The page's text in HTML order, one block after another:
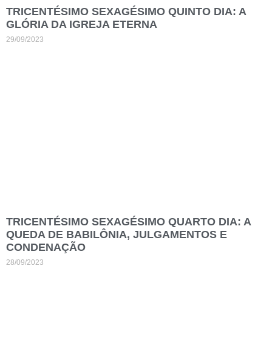
TRICENTÉSIMO SEXAGÉSIMO QUINTO DIA: A
GLÓRIA DA IGREJA ETERNA
29/09/2023
TRICENTÉSIMO SEXAGÉSIMO QUARTO DIA: A
QUEDA DE BABILÔNIA, JULGAMENTOS E
CONDENAÇÃO
28/09/2023